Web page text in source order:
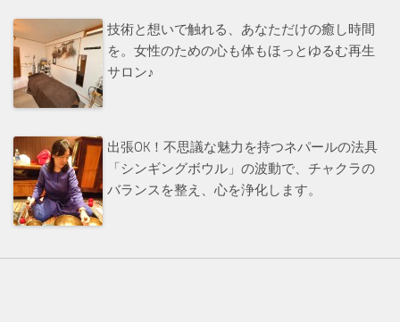
技術と想いで触れる、あなただけの癒し時間
を。女性のための心も体もほっとゆるむ再生
サロン♪
出張OK！不思議な魅力を持つネパールの法具
「シンギングボウル」の波動で、チャクラの
バランスを整え、心を浄化します。